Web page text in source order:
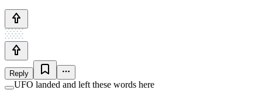
Reply
UFO landed and left these words here